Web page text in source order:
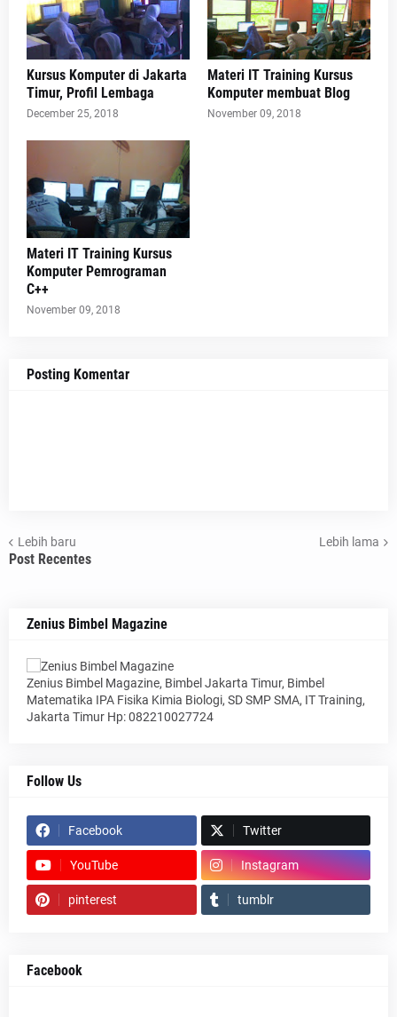
Kursus Komputer di Jakarta
Timur, Profil Lembaga
December 25, 2018
Materi IT Training Kursus
Komputer membuat Blog
November 09, 2018
Materi IT Training Kursus
Komputer Pemrograman
C++
November 09, 2018
Posting Komentar
Lebih baru Lebih lama
Post Recentes
Zenius Bimbel Magazine
Zenius Bimbel Magazine, Bimbel Jakarta Timur, Bimbel
Matematika IPA Fisika Kimia Biologi, SD SMP SMA, IT Training,
Jakarta Timur Hp: 082210027724
Follow Us
Facebook Twitter
YouTube Instagram
pinterest tumblr
Facebook